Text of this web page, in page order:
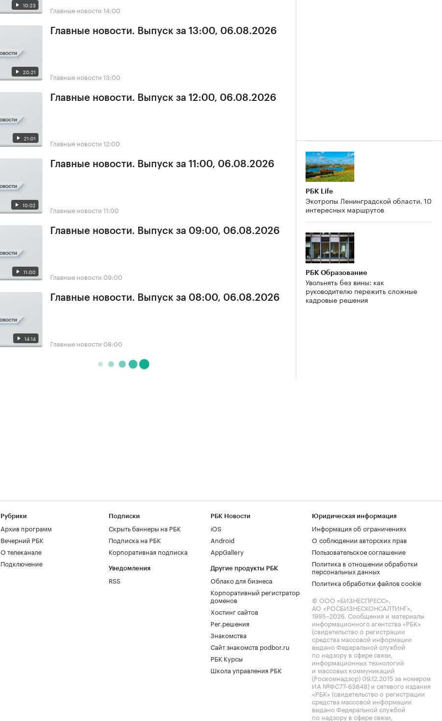
10:23 Главные новости 14:00
20:21
Главные новости. Выпуск за 13:00, 06.08.2026
Главные новости 13:00
21:01
Главные новости. Выпуск за 12:00, 06.08.2026
Главные новости 12:00
10:02
Главные новости. Выпуск за 11:00, 06.08.2026
Главные новости 11:00
11:00
Главные новости. Выпуск за 09:00, 06.08.2026
Главные новости 09:00
14:14
Главные новости. Выпуск за 08:00, 06.08.2026
Главные новости 08:00
РБК Life
Экотропы Ленинградской области. 10
интересных маршрутов
РБК Образование
Увольнять без вины: как
руководителю пережить сложные
кадровые решения
Рубрики
Архив программ
Вечерний РБК
О телеканале
Подключение
Подписки
Скрыть баннеры на РБК
Подписка на РБК
Корпоративная подписка
Уведомления
RSS
РБК Новости
iOS
Android
AppGallery
Другие продукты РБК
Облако для бизнеса
Корпоративный регистратор
доменов
Хостинг сайтов
Рег.решения
Знакомства
Сайт знакомств podbor.ru
РБК Курсы
Школа управления РБК
Юридическая информация
Информация об ограничениях
О соблюдении авторских прав
Пользовательское соглашение
Политика в отношении обработки
персональных данных
Политика обработки файлов cookie
© ООО «БИЗНЕСПРЕСС»,
АО «РОСБИЗНЕСКОНСАЛТИНГ»,
1995–2026. Сообщения и материалы
информационного агентства «РБК»
(свидетельство о регистрации
средства массовой информации
выдано Федеральной службой
по надзору в сфере связи,
информационных технологий
и массовых коммуникаций
(Роскомнадзор) 09.12.2015 за номером
ИА №ФС77-63848) и сетевого издания
«РБК» (свидетельство о регистрации
средства массовой информации
выдано Федеральной службой
по надзору в сфере связи,